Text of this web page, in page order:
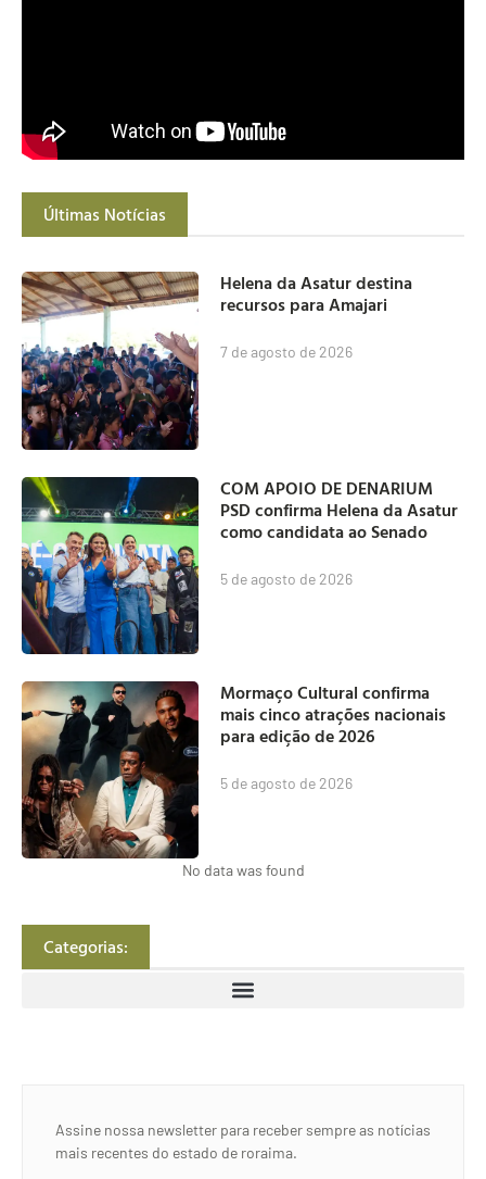
Últimas Notícias
Helena da Asatur destina
recursos para Amajari
7 de agosto de 2026
COM APOIO DE DENARIUM
PSD confirma Helena da Asatur
como candidata ao Senado
5 de agosto de 2026
Mormaço Cultural confirma
mais cinco atrações nacionais
para edição de 2026
5 de agosto de 2026
No data was found
Categorias:
Assine nossa newsletter para receber sempre as notícias
mais recentes do estado de roraima.